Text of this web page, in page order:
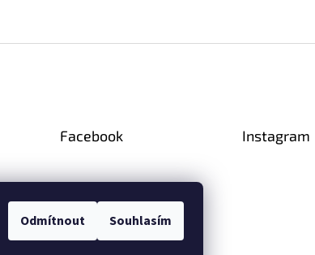
Odmítnout Souhlasím
Facebook Instagram